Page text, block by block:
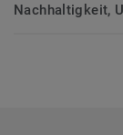
Nachhaltigkeit,